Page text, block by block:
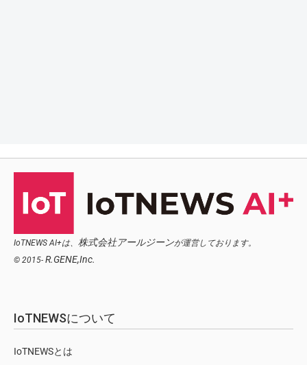
IoTNEWS AI+は、 株式会社アールジーンが運営しております。
© 2015- R.GENE,Inc.
IoTNEWSについて
IoTNEWSとは